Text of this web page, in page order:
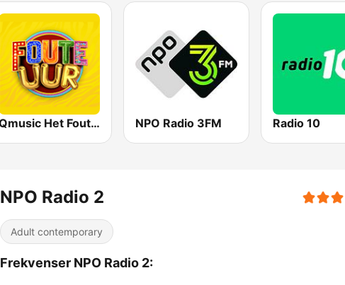
Qmusic Het Foute Uur NPO Radio 3FM Radio 10
NPO Radio 2
Adult contemporary
Frekvenser NPO Radio 2: